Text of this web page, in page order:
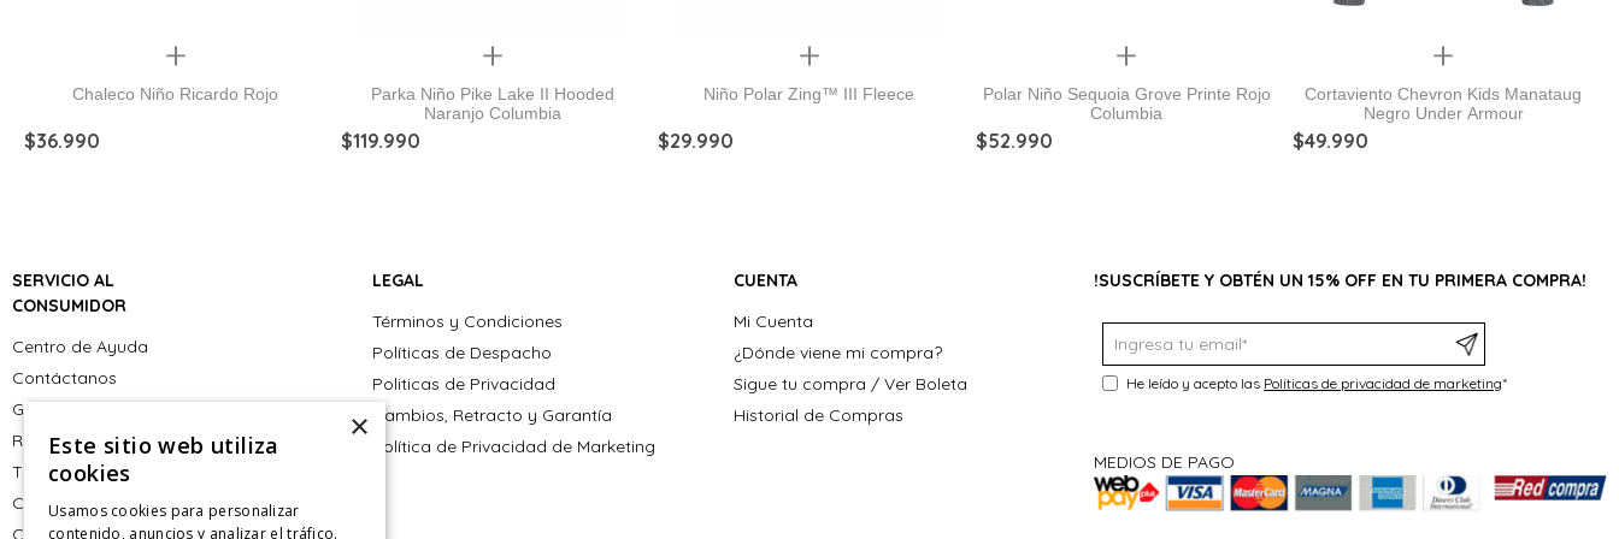
Quickview
Chaleco Niño Ricardo Rojo
$36.990
Quickview
Parka Niño Pike Lake II Hooded
Naranjo Columbia
$119.990
Quickview
Niño Polar Zing™ III Fleece
$29.990
Quickview
Polar Niño Sequoia Grove Printe Rojo
Columbia
$52.990
Quickview
Cortaviento Chevron Kids Manataug
Negro Under Armour
$49.990
SERVICIO AL
CONSUMIDOR
Centro de Ayuda
Contáctanos
Giftcard
Retiro en tienda
Tiendas
CyberMonday
CyberDay
LEGAL
Términos y Condiciones
Políticas de Despacho
Politicas de Privacidad
Cambios, Retracto y Garantía
Política de Privacidad de Marketing
CUENTA
Mi Cuenta
¿Dónde viene mi compra?
Sigue tu compra / Ver Boleta
Historial de Compras
!SUSCRÍBETE Y OBTÉN UN 15% OFF EN TU PRIMERA COMPRA!
He leído y acepto las Políticas de privacidad de marketing*
MEDIOS DE PAGO
×
Este sitio web utiliza
cookies
Usamos cookies para personalizar
contenido, anuncios y analizar el tráfico.